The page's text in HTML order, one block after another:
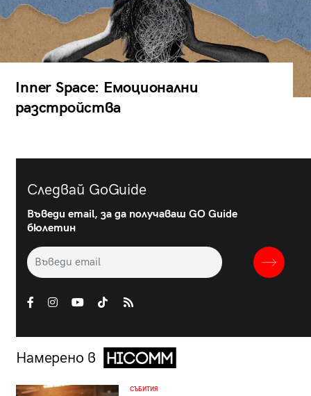
Inner Space: Емоционални
разстройства
Следвай GoGuide
Въведи email, за да получаваш GO Guide
бюлетин
Намерено в
СЪБИТИЯ